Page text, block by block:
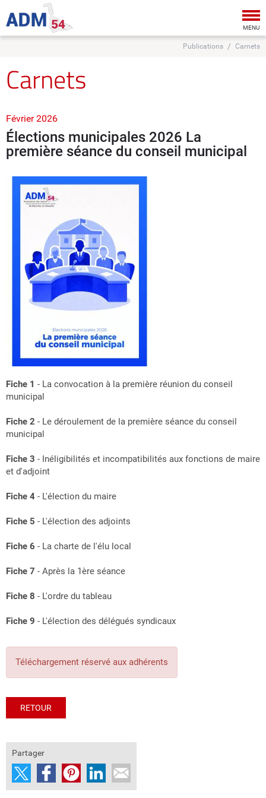
MENU
Publications Carnets
Carnets
Février 2026
Élections municipales 2026 La
première séance du conseil municipal
Fiche 1 - La convocation à la première réunion du conseil
municipal
Fiche 2 - Le déroulement de la première séance du conseil
municipal
Fiche 3 - Inéligibilités et incompatibilités aux fonctions de maire
et d'adjoint
Fiche 4 - L'élection du maire
Fiche 5 - L'élection des adjoints
Fiche 6 - La charte de l'élu local
Fiche 7 - Après la 1ère séance
Fiche 8 - L'ordre du tableau
Fiche 9 - L'élection des délégués syndicaux
Téléchargement réservé aux adhérents
RETOUR
Partager